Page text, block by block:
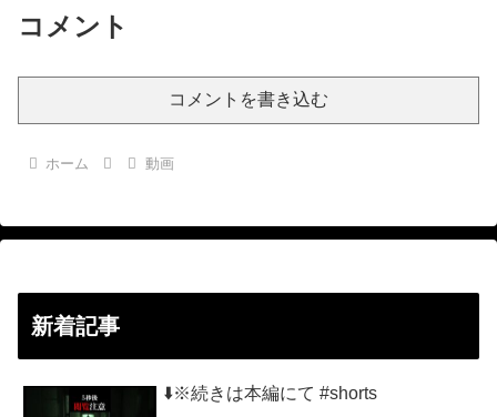
コメント
コメントを書き込む
ホーム 動画
新着記事
⬇️※続きは本編にて #shorts